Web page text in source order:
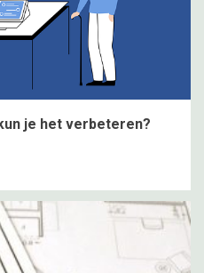
je het verbeteren?